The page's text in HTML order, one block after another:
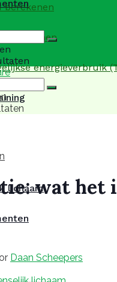
berekenen
berekenen
energieverbruik
lichaamwat het
Daan Scheepers